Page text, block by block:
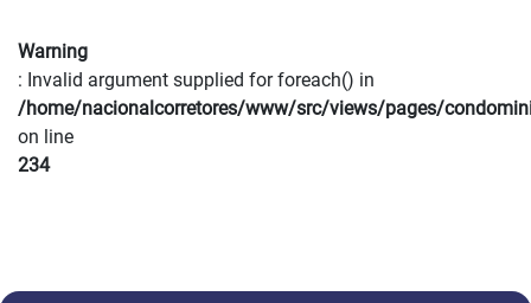
Warning
: Invalid argument supplied for foreach() in
/home/nacionalcorretores/www/src/views/pages/
on line
234